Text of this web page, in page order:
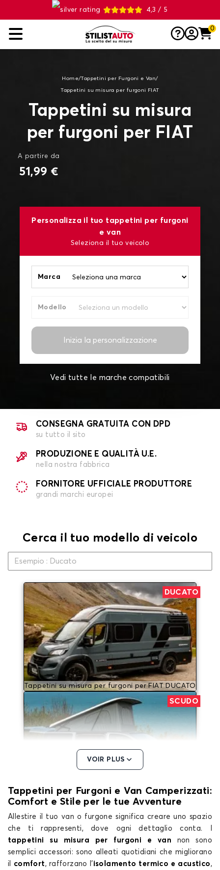
4,3 / 5
0
Home/Tappetini per Furgoni e Van/
Tappetini su misura per furgoni FIAT
Tappetini su misura
per furgoni per FIAT
A partire da
51,99 €
Personalizza il tuo tappetini per furgoni
e van
Seleziona il tuo veicolo
Marca
Modello
Inizia la personalizzazione
Vedi tutte le marche compatibili
CONSEGNA GRATUITA CON DPD
su tutto il sito
PRODUZIONE E QUALITÀ U.E.
nella nostra fabbrica
FORNITORE UFFICIALE PRODUTTORE
grandi marchi europei
Cerca il tuo modello di veicolo
DUCATO
Tappetini su misura per furgoni per FIAT DUCATO
SCUDO
Tappetini su misura per furgoni per FIAT SCUDO
VOIR PLUS
Tappetini per Furgoni e Van Camperizzati:
Comfort e Stile per le tue Avventure
Allestire il tuo van o furgone significa creare uno spazio
che ti rappresenti, dove ogni dettaglio conta. I
tappetini su misura per furgoni e van non sono
semplici accessori: sono alleati quotidiani che migliorano
il comfort, rafforzano l’ isolamento termico e acustico,